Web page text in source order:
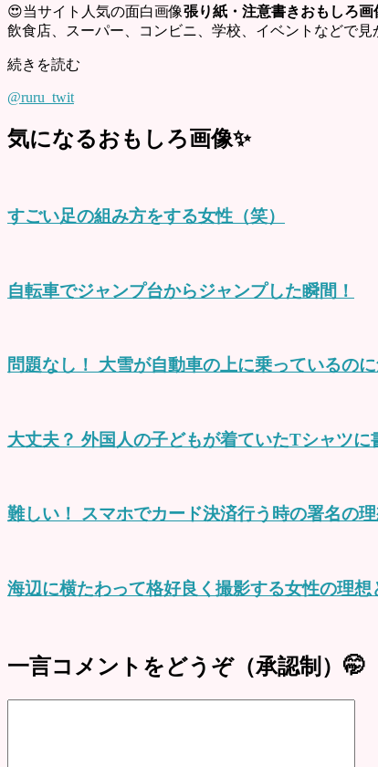
😍当サイト人気の面白画像張り紙・注意書きおもしろ画
飲食店、スーパー、コンビニ、学校、イベントなどで
続きを読む
@ruru_twit
気になるおもしろ画像✨
すごい足の組み方をする女性（笑）
自転車でジャンプ台からジャンプした瞬間！
問題なし！ 大雪が自動車の上に乗っているの
大丈夫？ 外国人の子どもが着ていたTシャツに
難しい！ スマホでカード決済行う時の署名の
海辺に横たわって格好良く撮影する女性の理想
一言コメントをどうぞ（承認制）🤭